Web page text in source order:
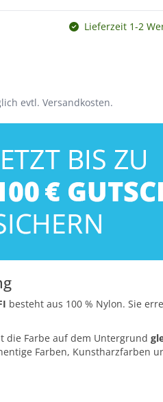
Lieferzeit 1-2
evtl. Versandkosten.
besteht aus 100 % Nylon. Sie
die Farbe auf dem Untergrund
Farben, Kunstharzfarben